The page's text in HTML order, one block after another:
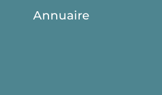
Annuaire